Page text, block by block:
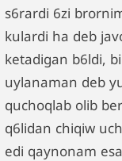
s6rardi 6zi
kulardi ha deb
ketadigan b6ldi,
uylanaman deb
quchoqlab olib
q6lidan chiqiw
edi qaynonam